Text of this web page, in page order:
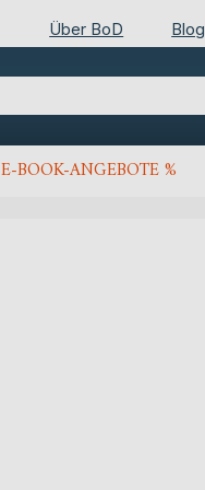
Über BoD Blog
E-BOOK-ANGEBOTE %